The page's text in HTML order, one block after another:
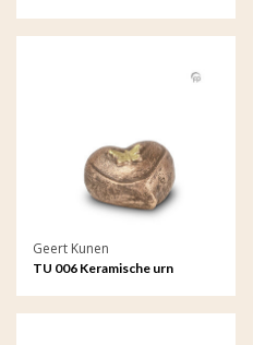
Geert Kunen
TU 006 Keramische urn